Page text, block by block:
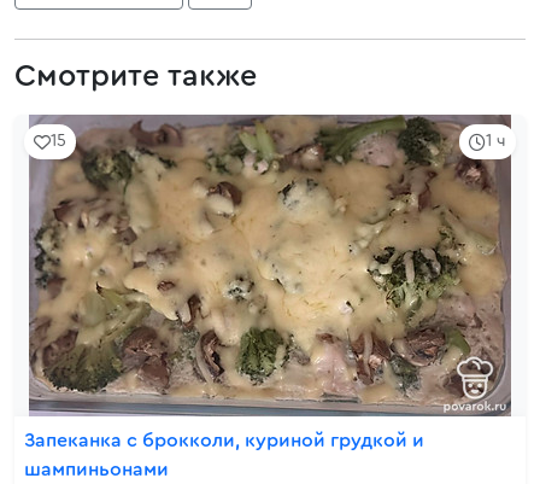
Смотрите также
1 ч
15
Запеканка с брокколи, куриной грудкой и
шампиньонами